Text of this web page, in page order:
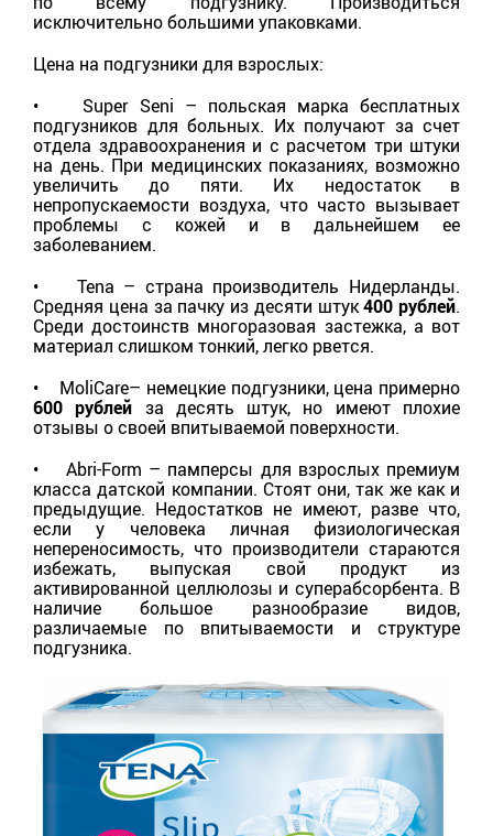
исключительно большими упаковками.
Цена на подгузники для взрослых:
• Super Seni – польская марка бесплатных
подгузников для больных. Их получают за счет
отдела здравоохранения и с расчетом три штуки
на день. При медицинских показаниях, возможно
увеличить до пяти. Их недостаток в
непропускаемости воздуха, что часто вызывает
проблемы с кожей и в дальнейшем ее
заболеванием.
• Tena – страна производитель Нидерланды.
Средняя цена за пачку из десяти штук400 рублей.
Среди достоинств многоразовая застежка, а вот
материал слишком тонкий, легко рвется.
• MoliCare– немецкие подгузники, цена примерно
600 рублей за десять штук, но имеют плохие
отзывы о своей впитываемой поверхности.
• Abri-Form – памперсы для взрослых премиум
класса датской компании. Стоят они, так же как и
предыдущие. Недостатков не имеют, разве что,
если у человека личная физиологическая
непереносимость, что производители стараются
избежать, выпуская свой продукт из
активированной целлюлозы и суперабсорбента. В
наличие большое разнообразие видов,
различаемые по впитываемости и структуре
подгузника.